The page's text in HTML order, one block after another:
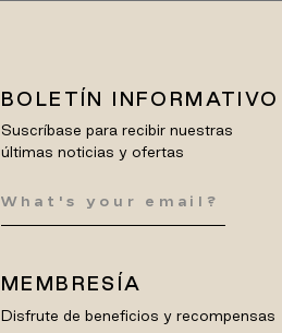
BOLETÍN INFORMATIVO
Suscríbase para recibir nuestras
últimas noticias y ofertas
MEMBRESÍA
Disfrute de beneficios y recompensas